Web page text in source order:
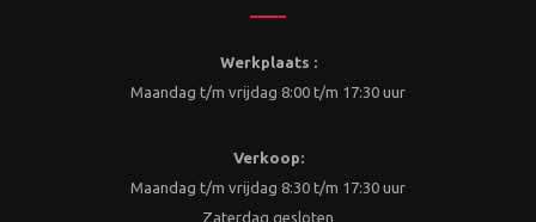
Werkplaats :
Maandag t/m vrijdag 8:00 t/m 17:30 uur
Verkoop:
Maandag t/m vrijdag 8:30 t/m 17:30 uur
Zaterdag gesloten